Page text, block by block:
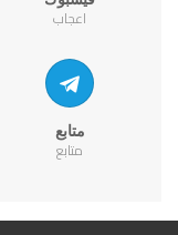
اعجاب
متابع
متابع